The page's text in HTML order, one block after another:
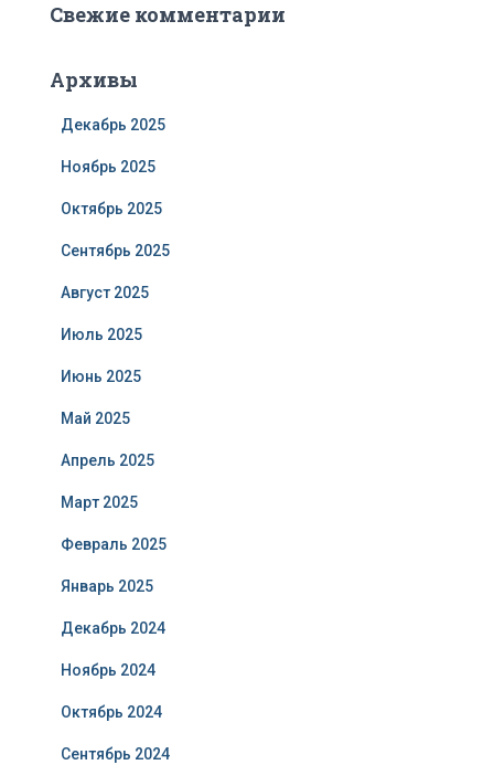
Свежие комментарии
Архивы
Декабрь 2025
Ноябрь 2025
Октябрь 2025
Сентябрь 2025
Август 2025
Июль 2025
Июнь 2025
Май 2025
Апрель 2025
Март 2025
Февраль 2025
Январь 2025
Декабрь 2024
Ноябрь 2024
Октябрь 2024
Сентябрь 2024